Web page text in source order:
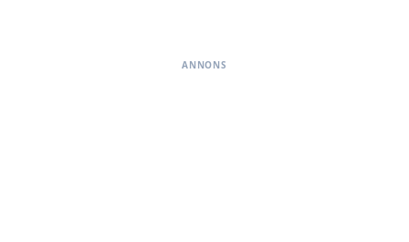
ANNONS